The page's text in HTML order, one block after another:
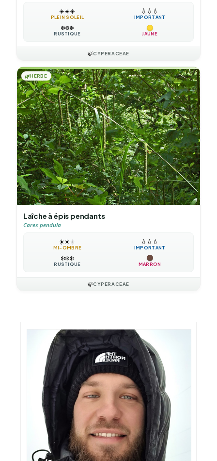
☀️☀️☀️
PLEIN SOLEIL
💧 💧 💧
IMPORTANT
❄️❄️❄️
RUSTIQUE JAUNE
🍃CYPERACEAE
🌿HERBE
Laîche à épis pendants
Carex pendula
☀️☀️☀️
MI-OMBRE
💧 💧 💧
IMPORTANT
❄️❄️❄️
RUSTIQUE MARRON
🍃CYPERACEAE